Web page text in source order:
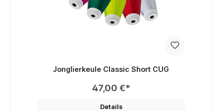
Jonglierkeule Classic Short CUG
47,00 €*
Details